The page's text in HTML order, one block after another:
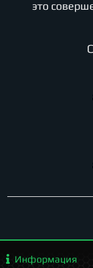
это
Информация